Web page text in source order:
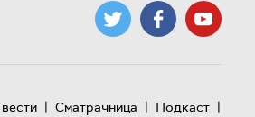
| Сматрачница | Подкаст |